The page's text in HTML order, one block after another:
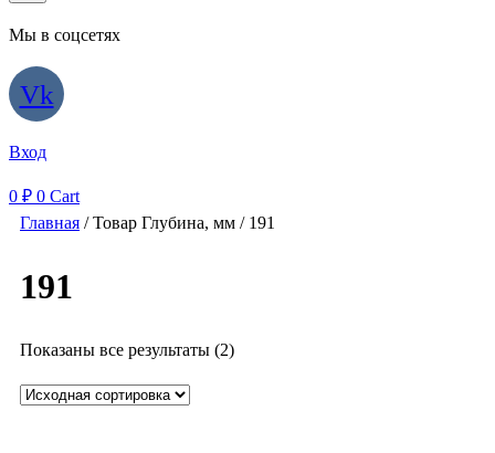
Мы в соцсетях
Vk
Вход
0 ₽ 0 Cart
Главная / Товар Глубина, мм / 191
191
Показаны все результаты (2)